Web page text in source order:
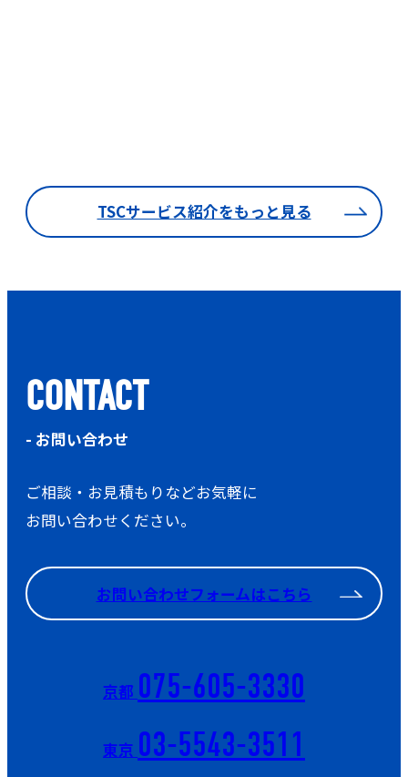
TSCサービス紹介をもっと見る
CONTACT
- お問い合わせ
ご相談・お見積もりなどお気軽に
お問い合わせください。
お問い合わせフォームはこちら
京都 075-605-3330
東京 03-5543-3511